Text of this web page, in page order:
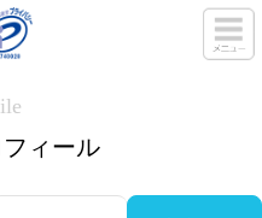
ィール